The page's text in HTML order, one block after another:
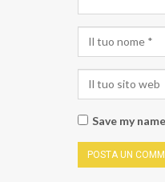
Save my